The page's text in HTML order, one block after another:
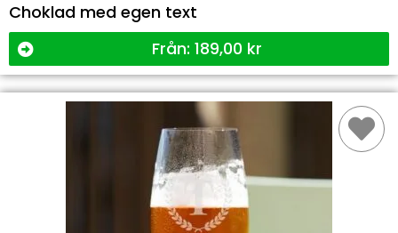
Choklad med egen text
Från: 189,00 kr